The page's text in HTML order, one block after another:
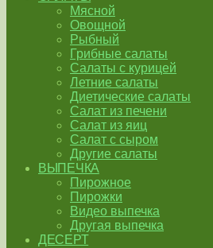
Мясной
Овощной
Рыбный
Грибные салаты
Салаты с курицей
Летние салаты
Диетические салаты
Салат из печени
Салат из яиц
Салат с сыром
Другие салаты
ВЫПЕЧКА
Пирожное
Пирожки
Видео выпечка
Другая выпечка
ДЕСЕРТ